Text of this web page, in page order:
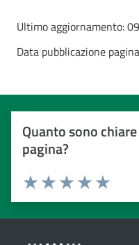
Ultimo aggiornamento:
Data pubblicazione
Quanto sono
pagina?
Valuta da 1 a 5 stelle
Valuta 5
Valuta 4
Valuta 3 stelle
Valuta 2 stelle su 5
Valuta 1 stelle su 5